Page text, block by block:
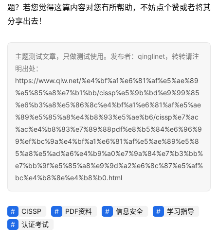
题？若您觉得这篇内容对您有所帮助，不妨点个赞或者将其
分享出去！
主题测试文章，只做测试使用。发布者：qinglinet，转转请注
明出处：
https://www.qlw.net/%e4%bf%a1%e6%81%af%e5%ae%89
%e5%85%a8%e7%b1%bb/cissp%e5%9b%bd%e9%99%85
%e6%b3%a8%e5%86%8c%e4%bf%a1%e6%81%af%e5%ae
%89%e5%85%a8%e4%b8%93%e5%ae%b6/cissp%e7%ac
%ac%e4%b8%83%e7%89%88pdf%e8%b5%84%e6%96%9
9%ef%bc%9a%e4%bf%a1%e6%81%af%e5%ae%89%e5%8
5%a8%e5%ad%a6%e4%b9%a0%e7%9a%84%e7%b3%bb%
e7%bb%9f%e5%85%a8%e9%9d%a2%e6%8c%87%e5%af%
bc%e4%b8%8e%e4%b8%b0.html
CISSP PDF资料 信息安全
学习指导
认证考试